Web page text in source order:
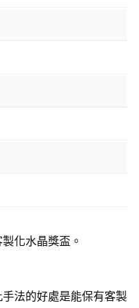
化水晶獎盃。
法的好處是能保有客製